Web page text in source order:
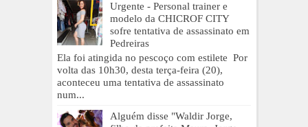
Urgente - Personal trainer e
modelo da CHICROF CITY
sofre tentativa de assassinato em
Pedreiras
Ela foi atingida no pescoço com estilete Por
volta das 10h30, desta terça-feira (20),
aconteceu uma tentativa de assassinato
num...
Alguém disse "Waldir Jorge,